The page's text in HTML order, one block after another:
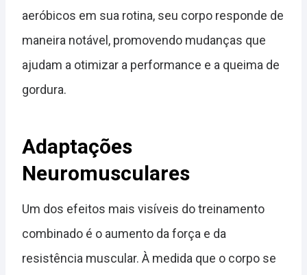
aeróbicos em sua rotina, seu corpo responde de
maneira notável, promovendo mudanças que
ajudam a otimizar a performance e a queima de
gordura.
Adaptações
Neuromusculares
Um dos efeitos mais visíveis do treinamento
combinado é o aumento da força e da
resistência muscular. À medida que o corpo se